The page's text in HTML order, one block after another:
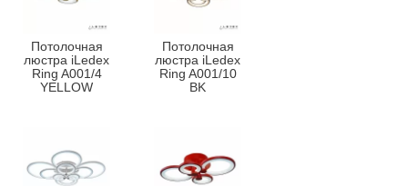
Потолочная
люстра iLedex
Ring A001/4
YELLOW
Потолочная
люстра iLedex
Ring A001/10
BK